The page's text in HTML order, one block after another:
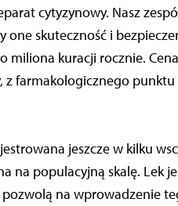
cytyzynowy. Nasz
one skuteczność i
miliona kuracji rocznie.
z farmakologicznego
jeszcze w kilku
na populacyjną skalę. Lek
na wprowadzenie